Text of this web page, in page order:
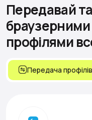
Передавай
браузерними
профілями
Передача профілів